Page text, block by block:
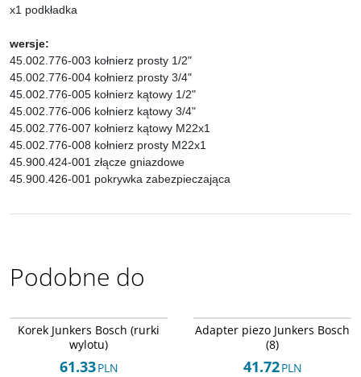
x1 podkładka
wersje:
45.002.776-003 kołnierz prosty 1/2"
45.002.776-004 kołnierz prosty 3/4"
45.002.776-005 kołnierz kątowy 1/2"
45.002.776-006 kołnierz kątowy 3/4"
45.002.776-007 kołnierz kątowy M22x1
45.002.776-008 kołnierz prosty M22x1
45.900.424-001 złącze gniazdowe
45.900.426-001 pokrywka zabezpieczająca
Podobne do
Korek Junkers Bosch (rurki
wylotu)
61.33PLN
Adapter piezo Junkers Bosch
(8)
41.72PLN